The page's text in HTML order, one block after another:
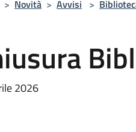
> Novità > Avvisi >
2026